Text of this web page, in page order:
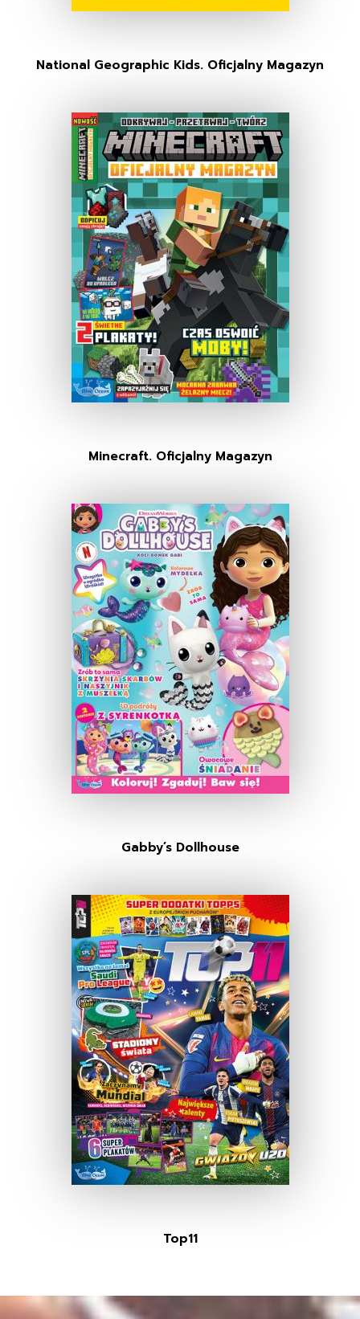
National Geographic Kids. Oficjalny Magazyn
Minecraft. Oficjalny Magazyn
Gabby’s Dollhouse
Top11